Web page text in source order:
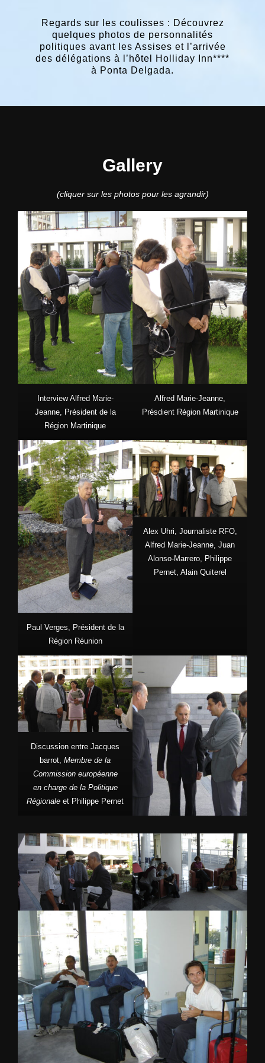
Regards sur les coulisses : Découvrez
quelques photos de personnalités
politiques avant les Assises et l’arrivée
des délégations à l’hôtel Holliday Inn****
à Ponta Delgada.
Gallery
(cliquer sur les photos pour les agrandir)
Interview Alfred Marie-
Jeanne, Président de la
Région Martinique
Alfred Marie-Jeanne,
Présdient Région Martinique
Paul Verges, Président de la
Région Réunion
Alex Uhri, Journaliste RFO,
Alfred Marie-Jeanne, Juan
Alonso-Marrero, Philippe
Pernet, Alain Quiterel
Discussion entre Jacques
barrot, Membre de la
Commission européenne
en charge de la Politique
Régionale et Philippe Pernet